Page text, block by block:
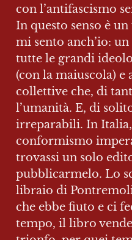
con l’antifascismo
In questo senso è
mi sento anch’io:
tutte le grandi
(con la maiuscola) e
collettive che, di
l’umanità. E, di
irreparabili. In
conformismo
trovassi un solo
pubblicarmelo. Lo
libraio di
che ebbe fiuto e ci
tempo, il libro